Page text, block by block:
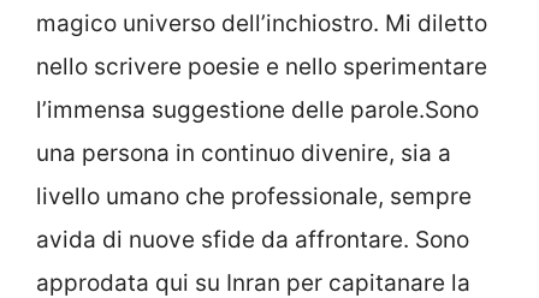
magico universo dell’inchiostro. Mi diletto
nello scrivere poesie e nello sperimentare
l’immensa suggestione delle parole.Sono
una persona in continuo divenire, sia a
livello umano che professionale, sempre
avida di nuove sfide da affrontare. Sono
approdata qui su Inran per capitanare la